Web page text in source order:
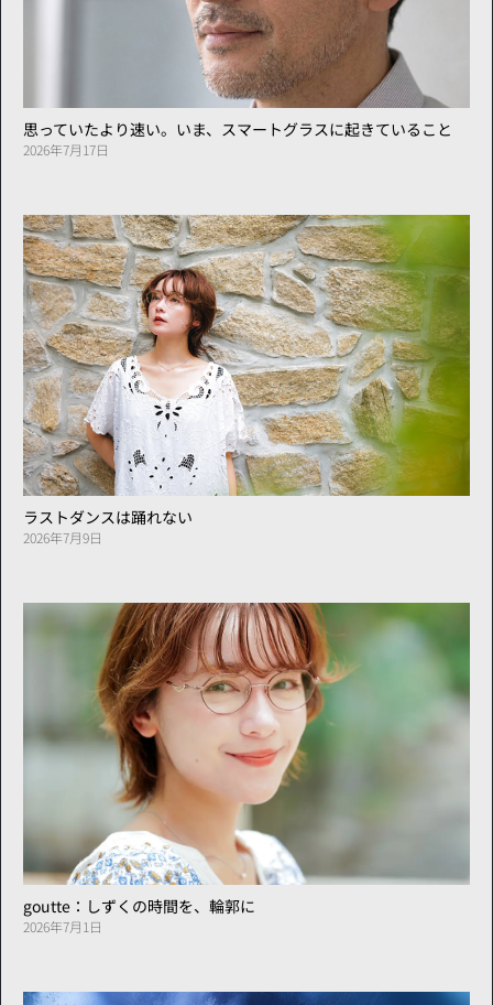
思っていたより速い。いま、スマートグラスに起きていること
2026年7月17日
ラストダンスは踊れない
2026年7月9日
goutte：しずくの時間を、輪郭に
2026年7月1日